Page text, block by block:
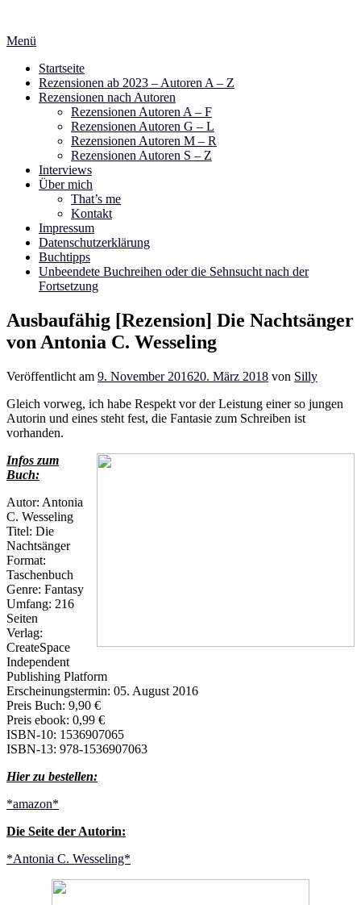
springen
Menü
Startseite
Rezensionen ab 2023 – Autoren A – Z
Rezensionen nach Autoren
Rezensionen Autoren A – F
Rezensionen Autoren G – L
Rezensionen Autoren M – R
Rezensionen Autoren S – Z
Interviews
Über mich
That’s me
Kontakt
Impressum
Datenschutzerklärung
Buchtipps
Unbeendete Buchreihen oder die Sehnsucht nach der
Fortsetzung
Ausbaufähig [Rezension] Die Nachtsänger
von Antonia C. Wesseling
Veröffentlicht am 9. November 201620. März 2018 von Silly
Gleich vorweg, ich habe Respekt vor der Leistung einer so jungen
Autorin und eines steht fest, die Fantasie zum Schreiben ist
vorhanden.
Infos zum
Buch:
Autor: Antonia
C. Wesseling
Titel: Die
Nachtsänger
Format:
Taschenbuch
Genre: Fantasy
Umfang: 216
Seiten
Verlag:
CreateSpace
Independent
Publishing Platform
Erscheinungstermin: 05. August 2016
Preis Buch: 9,90 €
Preis ebook: 0,99 €
ISBN-10: 1536907065
ISBN-13: 978-1536907063
Hier zu bestellen:
*amazon*
Die Seite der Autorin:
*Antonia C. Wesseling*